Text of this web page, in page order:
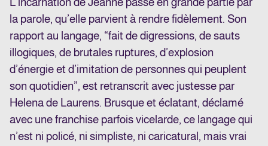
la parole, qu’elle parvient à rendre fidèlement. Son
rapport au langage, “fait de digressions, de sauts
illogiques, de brutales ruptures, d’explosion
d’énergie et d’imitation de personnes qui peuplent
son quotidien”, est retranscrit avec justesse par
Helena de Laurens. Brusque et éclatant, déclamé
avec une franchise parfois vicelarde, ce langage qui
n’est ni policé, ni simpliste, ni caricatural, mais vrai